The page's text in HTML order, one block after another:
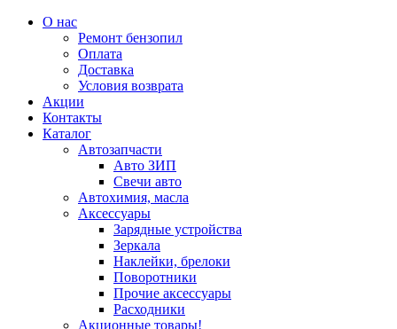
О нас
Ремонт бензопил
Оплата
Доставка
Условия возврата
Акции
Контакты
Каталог
Автозапчасти
Авто ЗИП
Свечи авто
Автохимия, масла
Аксессуары
Зарядные устройства
Зеркала
Наклейки, брелоки
Поворотники
Прочие аксессуары
Расходники
Акционные товары!